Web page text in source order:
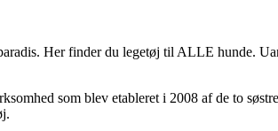
Her finder du legetøj til ALLE hunde.
som blev etableret i 2008 af de to